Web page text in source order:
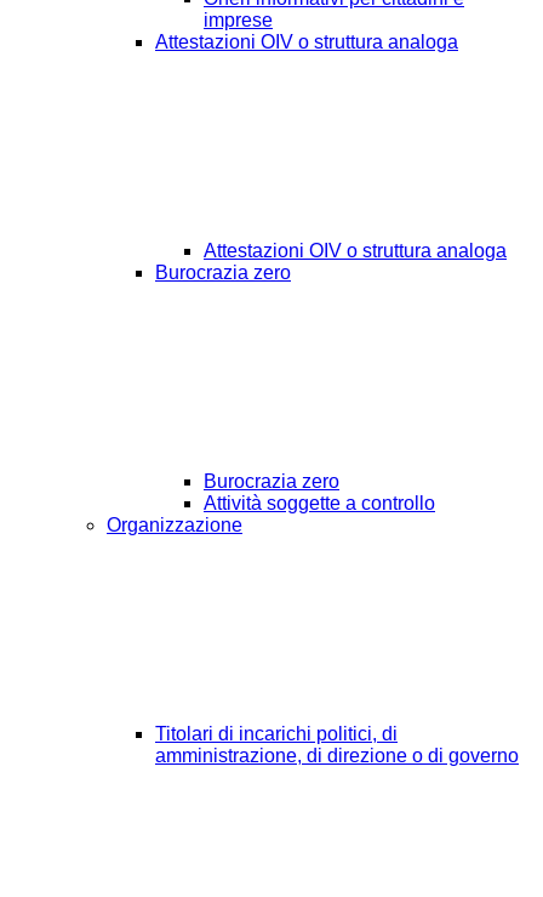
imprese
Attestazioni OIV o struttura analoga
Attestazioni OIV o struttura analoga
Burocrazia zero
Burocrazia zero
Attività soggette a controllo
Organizzazione
Titolari di incarichi politici, di
amministrazione, di direzione o di governo